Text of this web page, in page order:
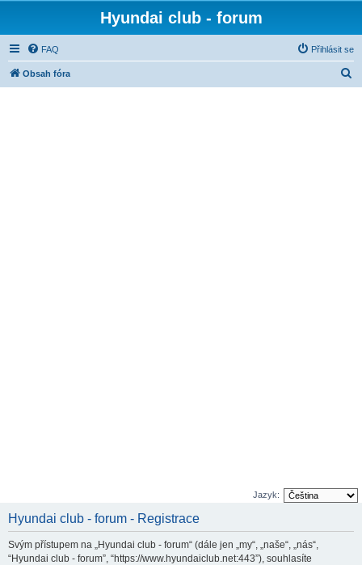
Hyundai club - forum
FAQ Přihlásit se
Obsah fóra
Jazyk:
Hyundai club - forum - Registrace
Svým přístupem na „Hyundai club - forum“ (dále jen „my“, „naše“, „nás“,
“Hyundai club - forum”, “https://www.hyundaiclub.net:443”), souhlasíte